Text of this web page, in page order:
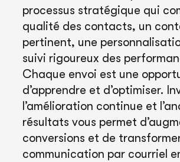
processus stratégique qui
qualité des contacts, un
pertinent, une
suivi rigoureux des
Chaque envoi est une
d’apprendre et d’optimiser.
l’amélioration continue et
résultats vous permet
conversions et de
communication par courriel